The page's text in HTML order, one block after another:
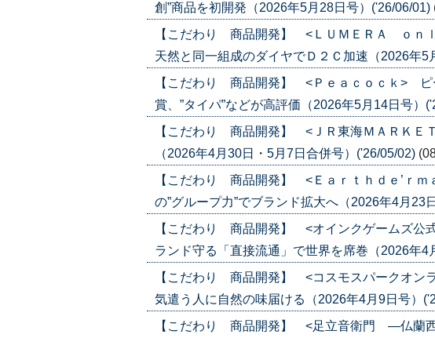
創”商品を初開発（2026年5月28日号）('26/06/01)
【こだわり 商品開発】 <ＬＵＭＥＲＡ ｏｎ
天然と同一組成のダイヤでＤ２Ｃ加速（2026年5
【こだわり 商品開発】 <Ｐｅａｃｏｃｋ> ピ
賞、”タイパ”などが高評価（2026年5月14日号）
【こだわり 商品開発】 <ＪＲ東海ＭＡＲＫＥ
（2026年4月30日・5月7日合併号）('26/05/02)
【こだわり 商品開発】 <Ｅａｒｔｈｄｅ’ｒ
の”グループ力”でブランド拡大へ（2026年4月23
【こだわり 商品開発】 <オインクゲームズ公
ランド守る「直接流通」で世界を席巻（2026年4
【こだわり 商品開発】 <コスモスパークオン
気遣う人に自然の味届ける（2026年4月9日号）
【こだわり 商品開発】 <足立音衛門 ―仏蘭